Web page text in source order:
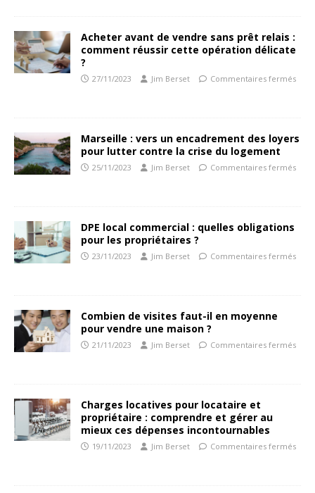
Acheter avant de vendre sans prêt relais :
comment réussir cette opération délicate
?
27/11/2023 Jim Berset Commentaires fermés
Marseille : vers un encadrement des loyers
pour lutter contre la crise du logement
25/11/2023 Jim Berset Commentaires fermés
DPE local commercial : quelles obligations
pour les propriétaires ?
23/11/2023 Jim Berset Commentaires fermés
Combien de visites faut-il en moyenne
pour vendre une maison ?
21/11/2023 Jim Berset Commentaires fermés
Charges locatives pour locataire et
propriétaire : comprendre et gérer au
mieux ces dépenses incontournables
19/11/2023 Jim Berset Commentaires fermés